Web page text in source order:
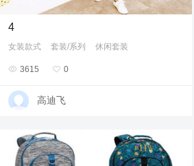
4
女装款式 套装/系列 休闲套装
 3615  0
高迪飞